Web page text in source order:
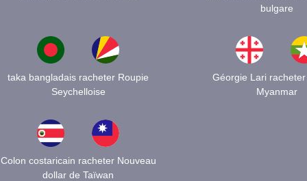
bulgare
taka bangladais racheter Roupie
Seychelloise
Géorgie Lari
Myanmar
Colon costaricain racheter Nouveau
dollar de Taïwan